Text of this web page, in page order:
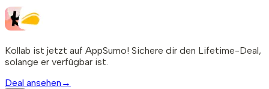
Kollab ist jetzt auf AppSumo! Sichere dir den Lifetime-Deal,
solange er verfügbar ist.
Deal ansehen →